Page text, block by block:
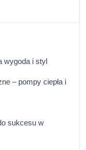
wygoda i styl
– pompy ciepła i
sukcesu w